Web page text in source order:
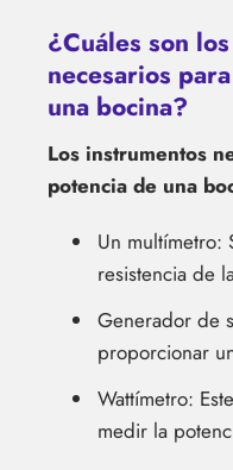
¿Cuáles son
necesarios
una bocina?
Los instrumentos
potencia de una
Un multímetro:
resistencia de
Generador de
proporcionar
Wattímetro:
medir la